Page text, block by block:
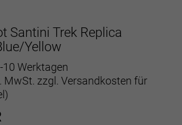
Santini Trek Replica
Yellow
Werktagen
MwSt. zzgl. Versandkosten für
)